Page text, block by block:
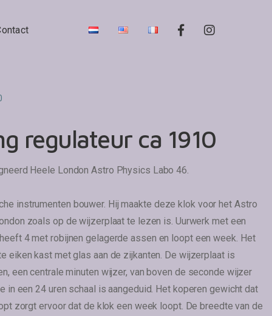
regulateur ca 1910
Heele London Astro Physics Labo 46.
instrumenten bouwer. Hij maakte deze klok voor het Astro
zoals op de wijzerplaat te lezen is. Uurwerk met een
4 met robijnen gelagerde assen en loopt een week. Het
eiken kast met glas aan de zijkanten. De wijzerplaat is
een centrale minuten wijzer, van boven de seconde wijzer
in een 24 uren schaal is aangeduid. Het koperen gewicht dat
zorgt ervoor dat de klok een week loopt. De breedte van de